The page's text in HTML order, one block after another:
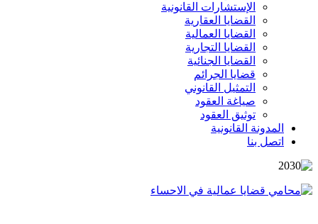
الإستشارات القانونية
القضايا العقارية
القضايا العمالية
القضايا التجارية
القضايا الجنائية
قضايا الجرائم
التمثيل القانوني
صياغة العقود
توثيق العقود
المدونة القانونية
اتصل بنا